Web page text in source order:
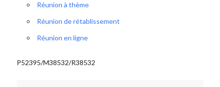
Réunion à thème
Réunion de rétablissement
Réunion en ligne
P52395/M38532/R38532